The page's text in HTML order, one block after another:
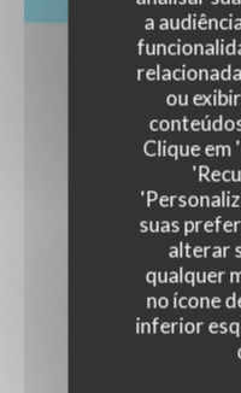
a
ou
Clique em
suas
alterar
qualquer
no ícone
inferior